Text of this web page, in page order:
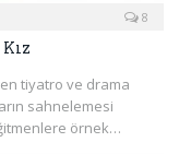
8
tiyatro ve drama
sahnelemesi
örnek…